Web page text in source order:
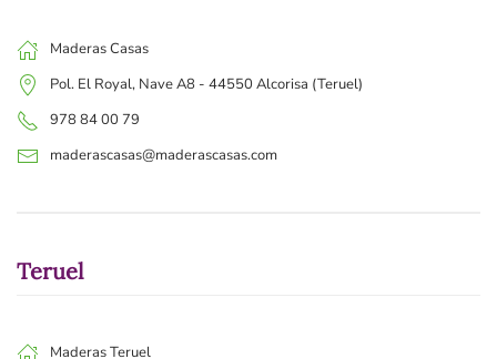
Maderas Casas
Pol. El Royal, Nave A8 - 44550 Alcorisa (Teruel)
978 84 00 79
maderascasas@maderascasas.com
Teruel
Maderas Teruel